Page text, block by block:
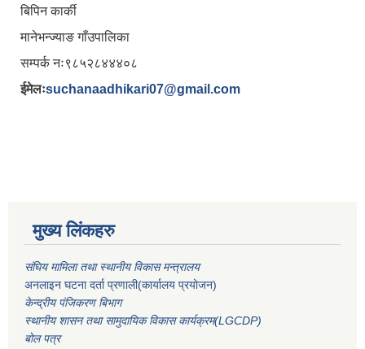
बिपिन कार्की
मानेभन्ज्याङ गाँउपालिका
सम्पर्क नः९८५२८४४४०८
ईमेलःsuchanaadhikari07@gmail.com
मुख्य लिंकहरु
संघिय मामिला तथा स्थानीय विकास मन्त्रालय
अनलाइन घटना दर्ता प्रणाली(कार्यालय प्रयोजन)
केन्द्रीय पंजिकरण बिभाग
स्थानीय शासन तथा सामुदायिक विकास कार्यक्रम(LGCDP)
बोल पत्र